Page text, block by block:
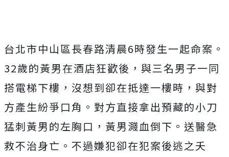
台北市中山區長春路清晨6時發生一起命案。
32歲的黃男在酒店狂歡後，與三名男子一同
搭電梯下樓，沒想到卻在抵達一樓時，與對
方產生紛爭口角。對方直接拿出預藏的小刀
猛刺黃男的左胸口，黃男濺血倒下。送醫急
救不治身亡。不過嫌犯卻在犯案後逃之夭